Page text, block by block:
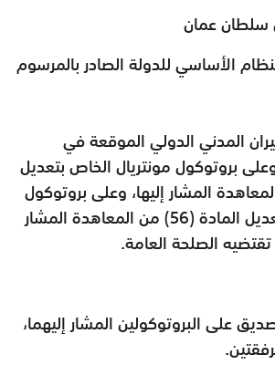
سلطان عمان
الأساسي للدولة الصادر بالمرسوم
المدني الدولي الموقعة في
1944 م، وعلى بروتوكول مونتريال الخاص بتعديل
أ) من المعاهدة المشار إليها، وعلى بروتوكول
مونتريال الخاص بتعديل المادة (56) من المعاهدة المشار
تقتضيه الصلحة العامة.
على البروتوكولين المشار إليهما،
.